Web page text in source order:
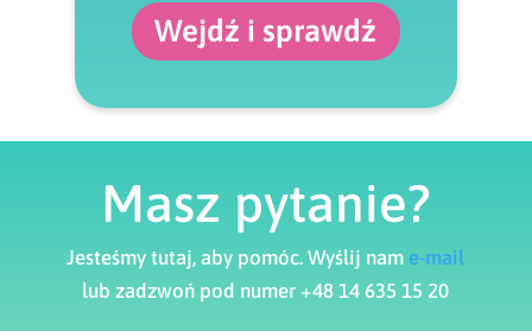
Wejdź i sprawdź
Masz pytanie?
Jesteśmy tutaj, aby pomóc. Wyślij nam e-mail
lub zadzwoń pod numer +48 14 635 15 20